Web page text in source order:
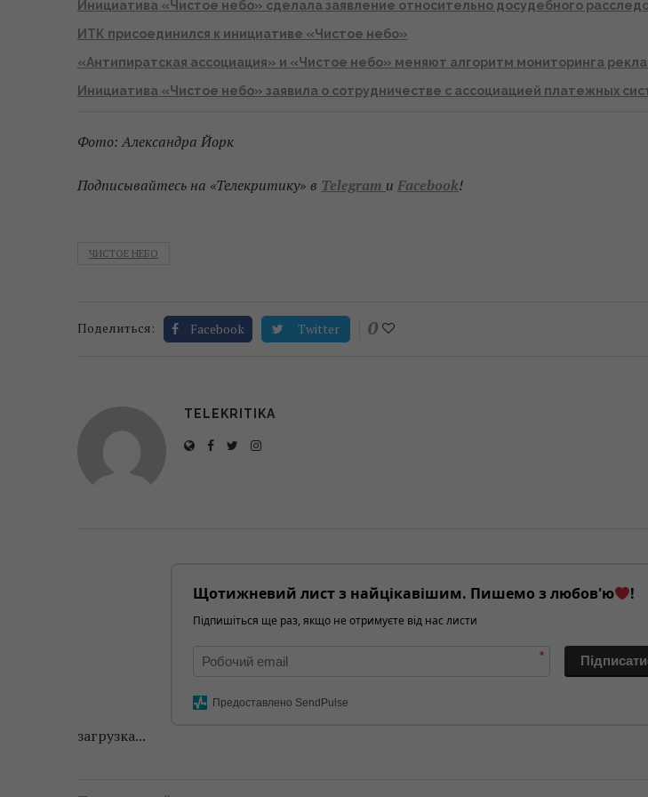
Инициатива «Чистое небо» сделала заявление относительно досудебного
ИТК присоединился к инициативе «Чистое небо»
«Антипиратская ассоциация» и «Чистое небо» меняют алгоритм мониторинга
Инициатива «Чистое небо» заявила о сотрудничестве с ассоциацией платежных
Фото: Александра Йорк
Подписывайтесь на «Телекритику» в Telegram и Facebook!
ЧИСТОЕ НЕБО
Поделиться: Facebook Twitter 0
TELEKRITIKA
Щотижневий лист з найцікавішим. Пишемо з любов'ю !
Підпишіться ще раз, якщо не отримуєте від нас листи
*
Предоставлено SendPulse
загрузка...